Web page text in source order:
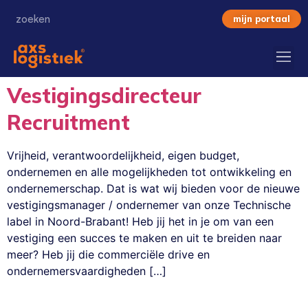
mijn portaal
Vestigingsdirecteur
Recruitment
Vrijheid, verantwoordelijkheid, eigen budget,
ondernemen en alle mogelijkheden tot ontwikkeling en
ondernemerschap. Dat is wat wij bieden voor de nieuwe
vestigingsmanager / ondernemer van onze Technische
label in Noord-Brabant! Heb jij het in je om van een
vestiging een succes te maken en uit te breiden naar
meer? Heb jij die commerciële drive en
ondernemersvaardigheden […]